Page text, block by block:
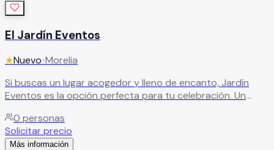
El Jardín Eventos
★Nuevo•Morelia
Si buscas un lugar acogedor y lleno de encanto, Jardín
Eventos es la opción perfecta para tu celebración. Un
amplitud, su cuidada decoración y su ambiente especial.
Leer más
0 personas
Solicitar precio
Más información